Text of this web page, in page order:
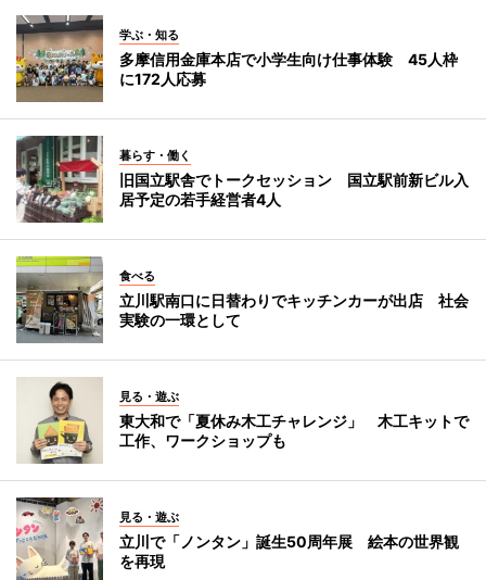
学ぶ・知る
多摩信用金庫本店で小学生向け仕事体験 45人枠
に172人応募
暮らす・働く
旧国立駅舎でトークセッション 国立駅前新ビル入
居予定の若手経営者4人
食べる
立川駅南口に日替わりでキッチンカーが出店 社会
実験の一環として
見る・遊ぶ
東大和で「夏休み木工チャレンジ」 木工キットで
工作、ワークショップも
見る・遊ぶ
立川で「ノンタン」誕生50周年展 絵本の世界観
を再現